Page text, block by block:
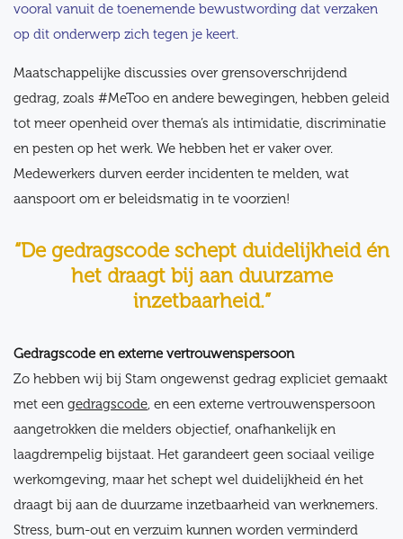
vooral vanuit de toenemende bewustwording dat verzaken
op dit onderwerp zich tegen je keert.
Maatschappelijke discussies over grensoverschrijdend
gedrag, zoals #MeToo en andere bewegingen, hebben geleid
tot meer openheid over thema’s als intimidatie, discriminatie
en pesten op het werk. We hebben het er vaker over.
Medewerkers durven eerder incidenten te melden, wat
aanspoort om er beleidsmatig in te voorzien!
“De gedragscode schept duidelijkheid én
het draagt bij aan duurzame
inzetbaarheid.”
Gedragscode en externe vertrouwenspersoon
Zo hebben wij bij Stam ongewenst gedrag expliciet gemaakt
met een gedragscode, en een externe vertrouwenspersoon
aangetrokken die melders objectief, onafhankelijk en
laagdrempelig bijstaat. Het garandeert geen sociaal veilige
werkomgeving, maar het schept wel duidelijkheid én het
draagt bij aan de duurzame inzetbaarheid van werknemers.
Stress, burn-out en verzuim kunnen worden verminderd